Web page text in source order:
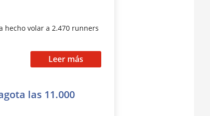
hecho volar a 2.470 runners
Leer más
las 11.000